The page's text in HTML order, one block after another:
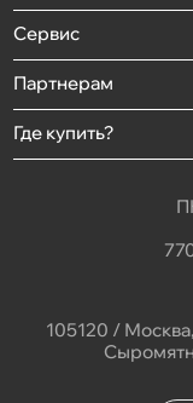
Сервис
Партнерам
Где купить?
105120 /